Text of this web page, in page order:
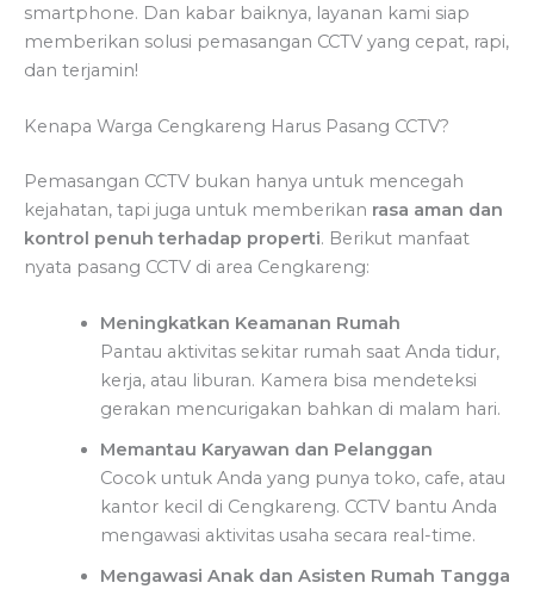
smartphone. Dan kabar baiknya, layanan kami siap
memberikan solusi pemasangan CCTV yang cepat, rapi,
dan terjamin!
Kenapa Warga Cengkareng Harus Pasang CCTV?
Pemasangan CCTV bukan hanya untuk mencegah
kejahatan, tapi juga untuk memberikan rasa aman dan
kontrol penuh terhadap properti. Berikut manfaat
nyata pasang CCTV di area Cengkareng:
Meningkatkan Keamanan Rumah
Pantau aktivitas sekitar rumah saat Anda tidur,
kerja, atau liburan. Kamera bisa mendeteksi
gerakan mencurigakan bahkan di malam hari.
Memantau Karyawan dan Pelanggan
Cocok untuk Anda yang punya toko, cafe, atau
kantor kecil di Cengkareng. CCTV bantu Anda
mengawasi aktivitas usaha secara real-time.
Mengawasi Anak dan Asisten Rumah Tangga